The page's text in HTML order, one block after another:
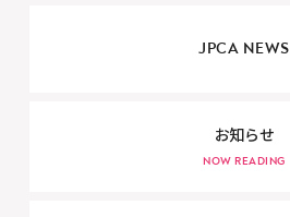
JPCA NEWS
お知らせ